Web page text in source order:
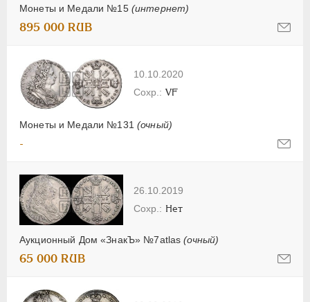
Монеты и Медали №15 (интернет)
895 000 RUB
10.10.2020
Монеты и Медали №131 (очный)
VF
-
26.10.2019
Аукционный Дом «ЗнакЪ» №7atlas(очный)
Нет
65 000 RUB